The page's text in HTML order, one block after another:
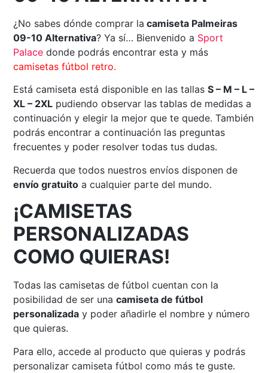
¿No sabes dónde comprar la camiseta Palmeiras
09-10 Alternativa? Ya sí… Bienvenido a Sport
Palace donde podrás encontrar esta y más
camisetas fútbol retro.
Está camiseta está disponible en las tallasS – M – L –
XL – 2XL pudiendo observar las tablas de medidas a
continuación y elegir la mejor que te quede. También
podrás encontrar a continuación las preguntas
frecuentes y poder resolver todas tus dudas.
Recuerda que todos nuestros envíos disponen de
envío gratuito a cualquier parte del mundo.
¡CAMISETAS
PERSONALIZADAS
COMO QUIERAS!
Todas las camisetas de fútbol cuentan con la
posibilidad de ser unacamiseta de fútbol
personalizada y poder añadirle el nombre y número
que quieras.
Para ello, accede al producto que quieras y podrás
personalizar camiseta fútbol como más te guste.